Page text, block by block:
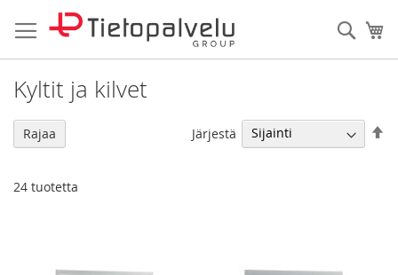
to
Content
Haku
Kyltit ja kilvet
24 tuotetta
Järjestä
Rajaa